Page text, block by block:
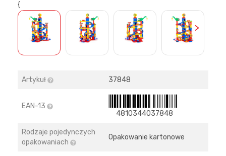
{
>
Artykuł 37848
EAN-13
4810344037848
Rodzaje pojedynczych
opakowaniach
Opakowanie kartonowe